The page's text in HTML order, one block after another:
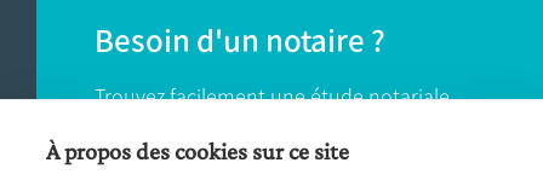
Besoin d'un notaire ?
Trouvez facilement une étude notariale
près de chez vous.
À propos des cookies sur ce site